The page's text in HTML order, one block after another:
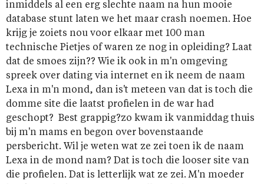
inmiddels al een erg slechte naam na hun mooie
database stunt laten we het maar crash noemen. Hoe
krijg je zoiets nou voor elkaar met 100 man
technische Pietjes of waren ze nog in opleiding? Laat
dat de smoes zijn?? Wie ik ook in m'n omgeving
spreek over dating via internet en ik neem de naam
Lexa in m'n mond, dan is't meteen van dat is toch die
domme site die laatst profielen in de war had
geschopt? Best grappig?zo kwam ik vanmiddag thuis
bij m'n mams en begon over bovenstaande
persbericht. Wil je weten wat ze zei toen ik de naam
Lexa in de mond nam? Dat is toch die looser site van
die profielen. Dat is letterlijk wat ze zei. M'n moeder